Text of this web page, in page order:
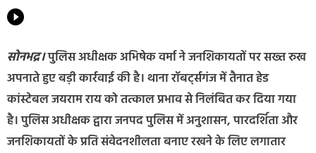
सोनभद्र।पुलिस अधीक्षक अभिषेक वर्मा ने जनशिकायतों पर सख्त रुख
अपनाते हुए बड़ी कार्रवाई की है। थाना रॉबर्ट्सगंज में तैनात हेड
कांस्टेबल जयराम राय को तत्काल प्रभाव से निलंबित कर दिया गया
है। पुलिस अधीक्षक द्वारा जनपद पुलिस में अनुशासन, पारदर्शिता और
जनशिकायतों के प्रति संवेदनशीलता बनाए रखने के लिए लगातार